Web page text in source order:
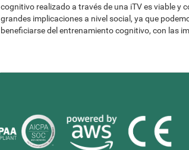
cognitivo realizado a través de una iTV es viable y
grandes implicaciones a nivel social, ya que
beneficiarse del entrenamiento cognitivo, con las